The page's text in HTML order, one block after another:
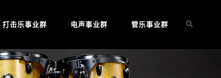
打击乐事业群 电声事业群 管乐事业群